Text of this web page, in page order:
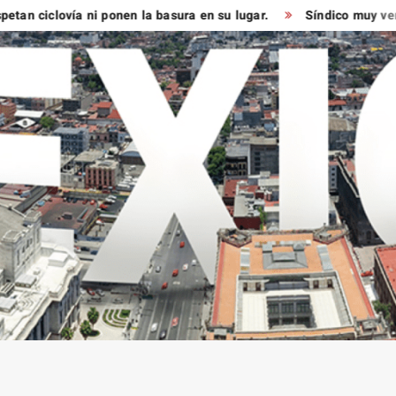
ni ponen la basura en su lugar. Síndico muy verde ya